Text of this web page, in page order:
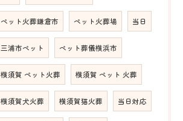
ペット火葬鎌倉市 ペット火葬場 当日
三浦市ペット ペット葬儀横浜市
横須賀 ペット火葬 横須賀 ペット 火葬
横須賀犬火葬 横須賀猫火葬 当日対応